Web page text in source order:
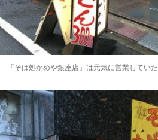
「そば処かめや銀座店」は元気に営業していた